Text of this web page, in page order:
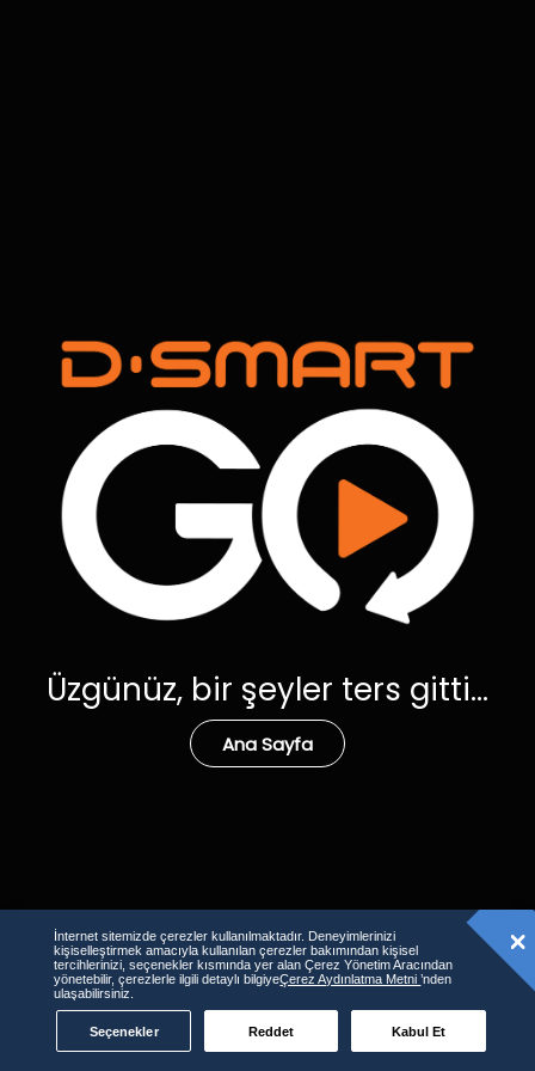
Üzgünüz, bir şeyler ters gitti...
Ana Sayfa
İnternet sitemizde çerezler kullanılmaktadır. Deneyimlerinizi
kişiselleştirmek amacıyla kullanılan çerezler bakımından kişisel
tercihlerinizi, seçenekler kısmında yer alan Çerez Yönetim Aracından
yönetebilir, çerezlerle ilgili detaylı bilgiyeÇerez Aydınlatma Metni’nden
ulaşabilirsiniz.
Seçenekler Reddet Kabul Et